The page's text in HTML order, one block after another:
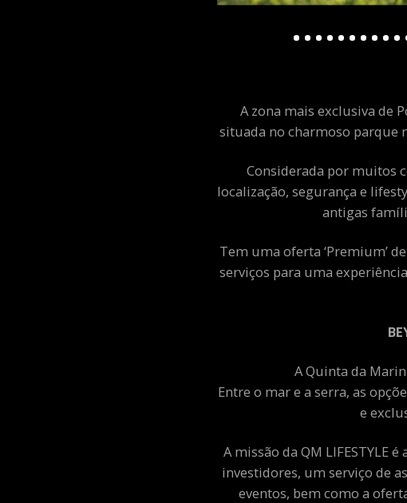
A zona mais exclusiva de
situada no charmoso parque
Considerada por muitos
localização, segurança e
antigas
Tem uma oferta ‘Premium’
serviços para uma
A Quinta da
Entre o mar e a serra, as
e
A missão da QM LIFESTYLE
investidores, um serviço de
eventos, bem como a